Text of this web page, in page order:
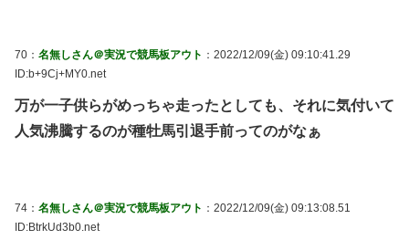
70： 名無しさん＠実況で競馬板アウト ：2022/12/09(金) 09:10:41.29
ID:b+9Cj+MY0.net
万が一子供らがめっちゃ走ったとしても、それに気付いて
人気沸騰するのが種牡馬引退手前ってのがなぁ
74： 名無しさん＠実況で競馬板アウト ：2022/12/09(金) 09:13:08.51
ID:BtrkUd3b0.net